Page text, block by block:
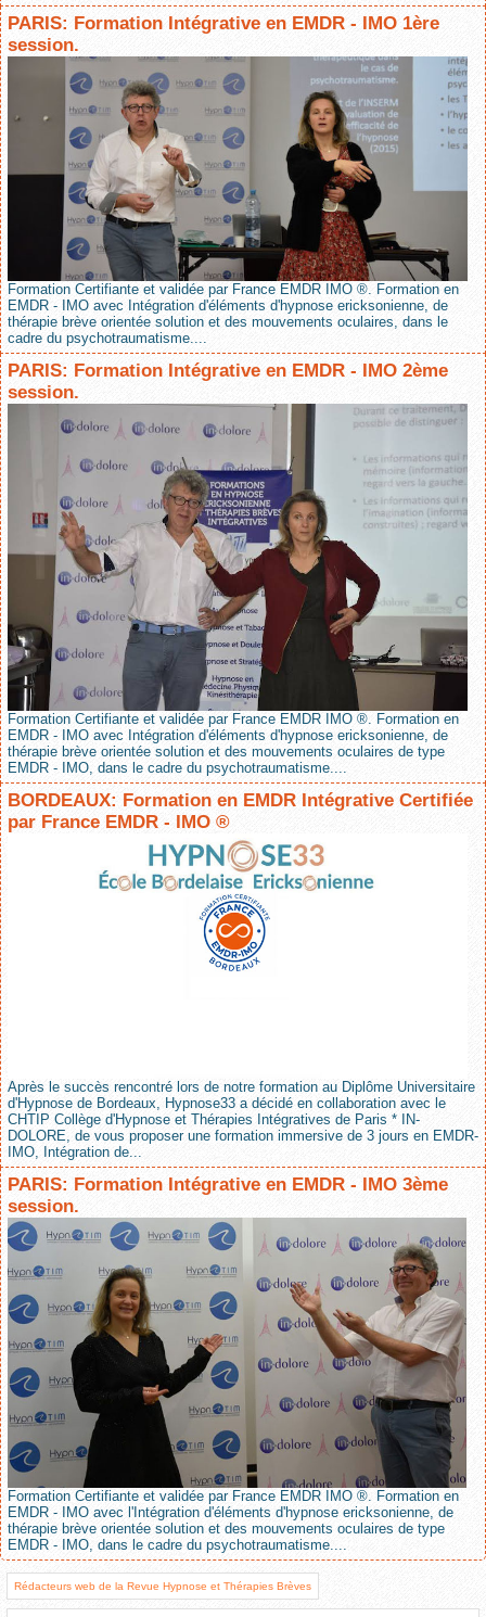
PARIS: Formation Intégrative en EMDR - IMO 1ère
session.
Formation Certifiante et validée par France EMDR IMO ®. Formation en
EMDR - IMO avec Intégration d'éléments d'hypnose ericksonienne, de
thérapie brève orientée solution et des mouvements oculaires, dans le
cadre du psychotraumatisme....
PARIS: Formation Intégrative en EMDR - IMO 2ème
session.
Formation Certifiante et validée par France EMDR IMO ®. Formation en
EMDR - IMO avec Intégration d'éléments d'hypnose ericksonienne, de
thérapie brève orientée solution et des mouvements oculaires de type
EMDR - IMO, dans le cadre du psychotraumatisme....
BORDEAUX: Formation en EMDR Intégrative Certifiée
par France EMDR - IMO ®
Après le succès rencontré lors de notre formation au Diplôme Universitaire
d'Hypnose de Bordeaux, Hypnose33 a décidé en collaboration avec le
CHTIP Collège d'Hypnose et Thérapies Intégratives de Paris * IN-
DOLORE, de vous proposer une formation immersive de 3 jours en EMDR-
IMO, Intégration de...
PARIS: Formation Intégrative en EMDR - IMO 3ème
session.
Formation Certifiante et validée par France EMDR IMO ®. Formation en
EMDR - IMO avec l'Intégration d'éléments d'hypnose ericksonienne, de
thérapie brève orientée solution et des mouvements oculaires de type
EMDR - IMO, dans le cadre du psychotraumatisme....
Rédacteurs web de la Revue Hypnose et Thérapies Brèves